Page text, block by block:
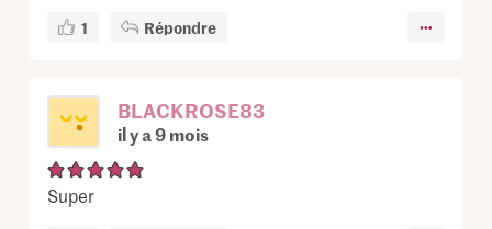
1 Répondre
BLACKROSE83
il y a 9 mois
Super